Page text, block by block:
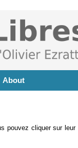
About
pouvez cliquer sur